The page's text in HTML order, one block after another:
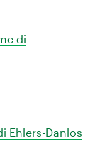
di
Ehlers-Danlos